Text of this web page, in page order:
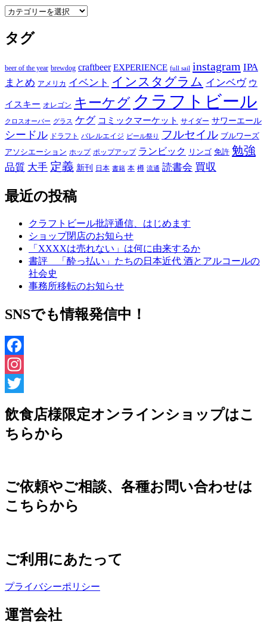
ブ
カ
ゴ
リ
タグ
beer of the year brewdog craftbeer EXPERIENCE full sail instagram IPA
まとめ アメリカ イベント インスタグラム インベヴ ウ
イスキー オレゴン キーケグ クラフトビール
クロスオーバー グラス ケグ コミックマーケット サイダー サワーエール
シードル ドラフト バレルエイジ ビール祭り フルセイル ブルワーズ
アソシエーション ホップ ポップアップ ランビック リンゴ 免許 勉強
品質 大手 定義 新刊 日本 書籍 本 樽 流通 読書会 買収
最近の投稿
クラフトビール批評通信、はじめます
ショップ閉店のお知らせ
「XXXXは売れない」は何に由来するか
書評 「酔っ払い」たちの日本近代 酒とアルコールの
社会史
事務所移転のお知らせ
SNSでも情報発信中！
Facebook
Instagram
飲食店様限定オンラインショップはこ
ちらから
ご依頼やご相談、各種お問い合わせは
こちらから
ご利用にあたって
プライバシーポリシー
運営会社